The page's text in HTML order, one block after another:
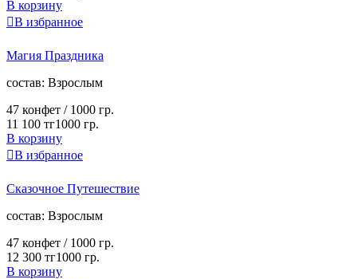
В корзину
В избранное
Магия Праздника
cостав: Взрослым
47 конфет / 1000 гр.
11 100 тг1000 гр.
В корзину
В избранное
Сказочное Путешествие
cостав: Взрослым
47 конфет / 1000 гр.
12 300 тг1000 гр.
В корзину